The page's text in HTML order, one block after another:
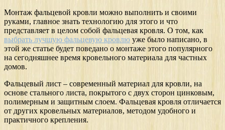
Монтаж фальцевой кровли можно выполнить и своими
руками, главное знать технологию для этого и что
представляет в целом собой фальцевая кровля. О том, как
выбрать лучшую фальцевую кровлю уже было написано, в
этой же статье будет поведано о монтаже этого популярного
на сегодняшнее время кровельного материала для частных
домов.
Фальцевый лист – современный материал для кровли, на
основе стального листа, покрытого с двух сторон цинковым,
полимерным и защитным слоем. Фальцевая кровля отличается
от других кровельных материалов, методом удобного и
практичного крепления.